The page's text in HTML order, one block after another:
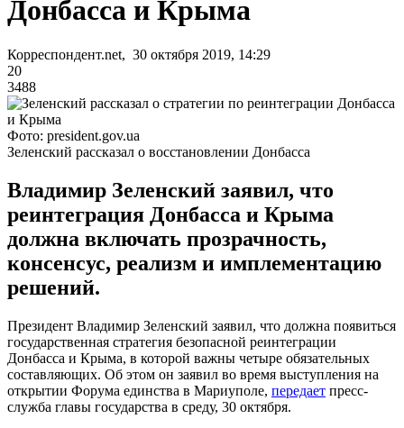
Донбасса и Крыма
Корреспондент.net, 30 октября 2019, 14:29
20
3488
Фото: president.gov.ua
Зеленский рассказал о восстановлении Донбасса
Владимир Зеленский заявил, что
реинтеграция Донбасса и Крыма
должна включать прозрачность,
консенсус, реализм и имплементацию
решений.
Президент Владимир Зеленский заявил, что должна появиться
государственная стратегия безопасной реинтеграции
Донбасса и Крыма, в которой важны четыре обязательных
составляющих. Об этом он заявил во время выступления на
открытии Форума единства в Мариуполе, передает пресс-
служба главы государства в среду, 30 октября.